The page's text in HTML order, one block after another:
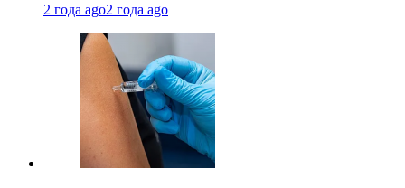
2 года ago2 года ago